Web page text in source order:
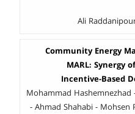
Ali
Community Energy
MARL: Synergy
Incentive-Based
Mohammad Hashemnezhad
- Ahmad Shahabi - Mohsen